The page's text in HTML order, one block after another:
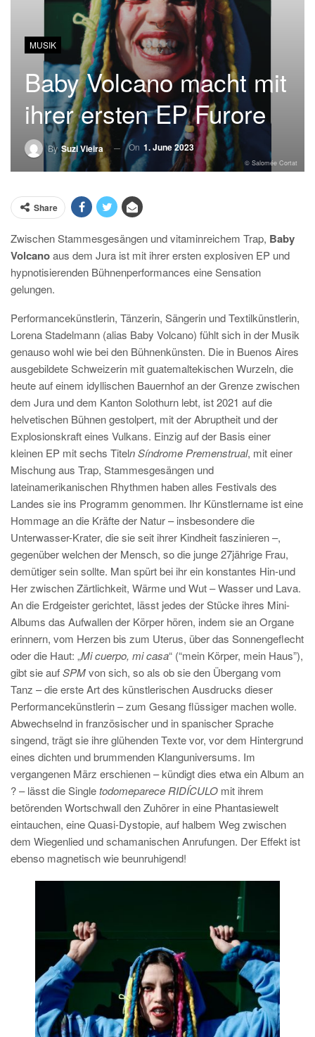
MUSIK
Baby Volcano macht mit
ihrer ersten EP Furore
By Suzi Vieira On 1. June 2023
© Salomée Cortat
Share
Zwischen Stammesgesängen und vitaminreichem Trap, Baby
Volcanoaus dem Jura ist mit ihrer ersten explosiven EP und
hypnotisierenden Bühnenperformances eine Sensation
gelungen.
Performancekünstlerin, Tänzerin, Sängerin und Textilkünstlerin,
Lorena Stadelmann (alias Baby Volcano) fühlt sich in der Musik
genauso wohl wie bei den Bühnenkünsten. Die in Buenos Aires
ausgebildete Schweizerin mit guatemaltekischen Wurzeln, die
heute auf einem idyllischen Bauernhof an der Grenze zwischen
dem Jura und dem Kanton Solothurn lebt, ist 2021 auf die
helvetischen Bühnen gestolpert, mit der Abruptheit und der
Explosionskraft eines Vulkans. Einzig auf der Basis einer
kleinen EP mit sechs Titeln Síndrome Premenstrual, mit einer
Mischung aus Trap, Stammesgesängen und
lateinamerikanischen Rhythmen haben alles Festivals des
Landes sie ins Programm genommen. Ihr Künstlername ist eine
Hommage an die Kräfte der Natur – insbesondere die
Unterwasser-Krater, die sie seit ihrer Kindheit faszinieren –,
gegenüber welchen der Mensch, so die junge 27jährige Frau,
demütiger sein sollte. Man spürt bei ihr ein konstantes Hin-und
Her zwischen Zärtlichkeit, Wärme und Wut – Wasser und Lava.
An die Erdgeister gerichtet, lässt jedes der Stücke ihres Mini-
Albums das Aufwallen der Körper hören, indem sie an Organe
erinnern, vom Herzen bis zum Uterus, über das Sonnengeflecht
oder die Haut: „Mi cuerpo, mi casa“ (“mein Körper, mein Haus”),
gibt sie aufSPMvon sich, so als ob sie den Übergang vom
Tanz – die erste Art des künstlerischen Ausdrucks dieser
Performancekünstlerin – zum Gesang flüssiger machen wolle.
Abwechselnd in französischer und in spanischer Sprache
singend, trägt sie ihre glühenden Texte vor, vor dem Hintergrund
eines dichten und brummenden Klanguniversums. Im
vergangenen März erschienen – kündigt dies etwa ein Album an
? – lässt die Singletodomeparece RIDÍCULO mit ihrem
betörenden Wortschwall den Zuhörer in eine Phantasiewelt
eintauchen, eine Quasi-Dystopie, auf halbem Weg zwischen
dem Wiegenlied und schamanischen Anrufungen. Der Effekt ist
ebenso magnetisch wie beunruhigend!